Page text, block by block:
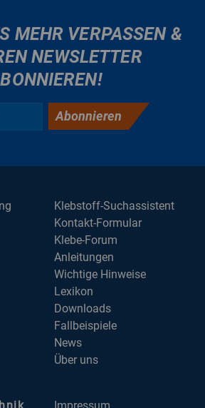
MEHR VERPASSEN &
NEWSLETTER
Abonnieren
Klebstoff-Suchassistent
Kontakt-Formular
Klebe-Forum
Anleitungen
Wichtige Hinweise
Lexikon
Downloads
Fallbeispiele
News
Über uns
Impressum